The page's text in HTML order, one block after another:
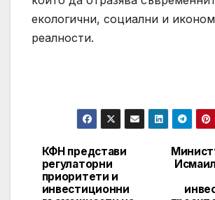
екологични, социални и
реалности.
Post
navigation
КФН представи
регулаторни
приоритети и
инвестиционни